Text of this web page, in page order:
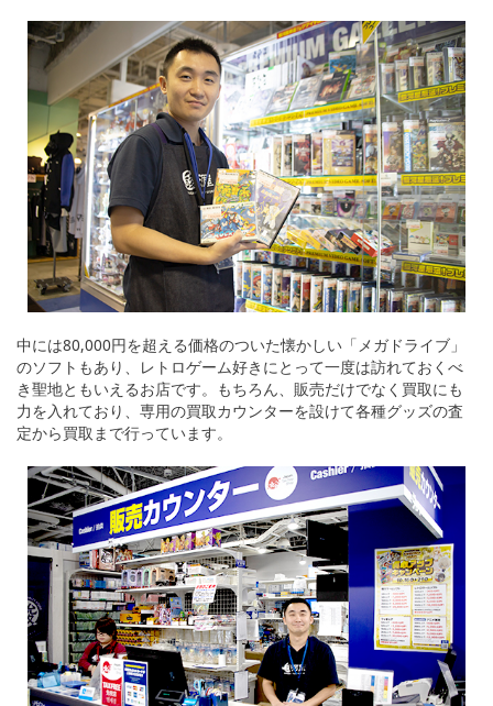
中には80,000円を超える価格のついた懐かしい「メガドライブ」
のソフトもあり、レトロゲーム好きにとって一度は訪れておくべ
き聖地ともいえるお店です。もちろん、販売だけでなく買取にも
力を入れており、専用の買取カウンターを設けて各種グッズの査
定から買取まで行っています。